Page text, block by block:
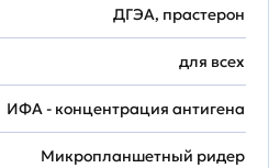
ДГЭА, прастерон
для всех
ИФА - концентрация антигена
Микропланшетный ридер